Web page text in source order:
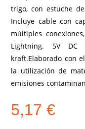
trigo, con estuche
Incluye cable con
múltiples
Lightning. 5V DC
kraft.Elaborado con
la utilización de
emisiones
5,17€